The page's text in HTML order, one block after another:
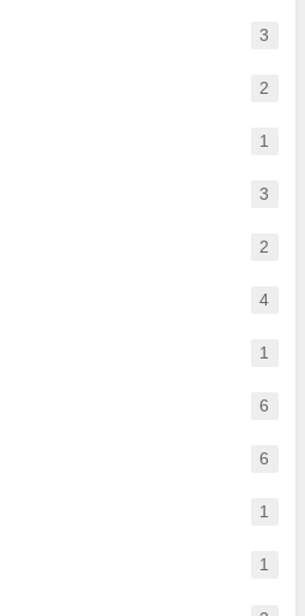
3
2
1
3
2
4
1
6
6
1
1